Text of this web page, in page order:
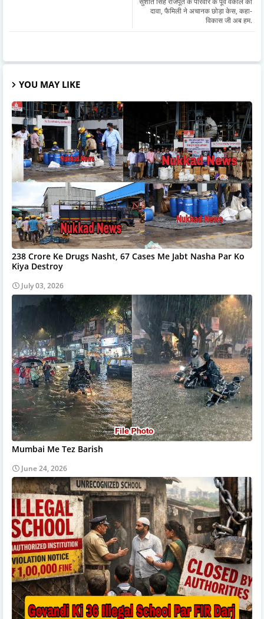
दावा, फैमिली ने अचानक छोड़ा केस, कहा-
विकास जी अब हम.
YOU MAY LIKE
238 Crore Ke Drugs Nasht, 67 Cases Me Jabt Nasha Par Ko
Kiya Destroy
July 03, 2026
Mumbai Me Tez Barish
June 24, 2026